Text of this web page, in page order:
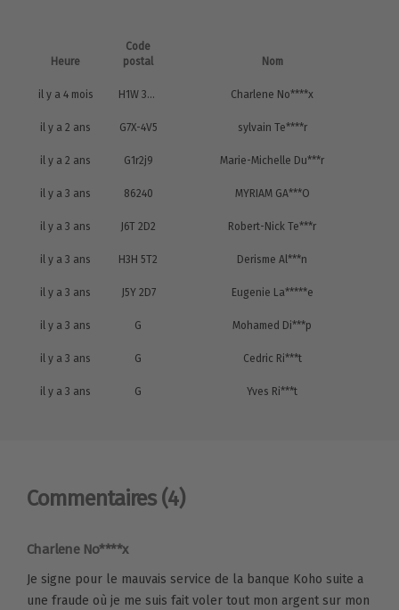
Heure
Code
postal
Nom
il y a 4 mois H1W 3B8 Charlene No****x
il y a 2 ans G7X-4V5 sylvain Te****r
il y a 2 ans G1r2j9 Marie-Michelle Du***r
il y a 3 ans 86240 MYRIAM GA***O
il y a 3 ans J6T 2D2 Robert-Nick Te***r
il y a 3 ans H3H 5T2 Derisme Al***n
il y a 3 ans J5Y 2D7 Eugenie La*****e
il y a 3 ans G Mohamed Di***p
il y a 3 ans G Cedric Ri***t
il y a 3 ans G Yves Ri***t
Commentaires (4)
Charlene No****x
Je signe pour le mauvais service de la banque Koho suite a
une fraude où je me suis fait voler tout mon argent sur mon